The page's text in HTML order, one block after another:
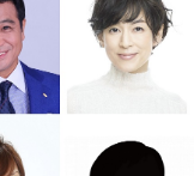
ゼントとして婚約
で受け取ってもら
ティストのライブ
緊張しましたが、
す。本当にありが
）